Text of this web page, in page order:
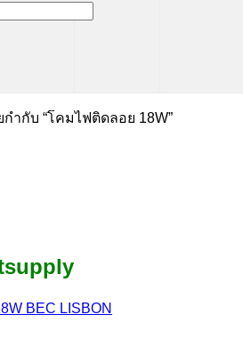
ำกับ “โคมไฟติดลอย 18W”